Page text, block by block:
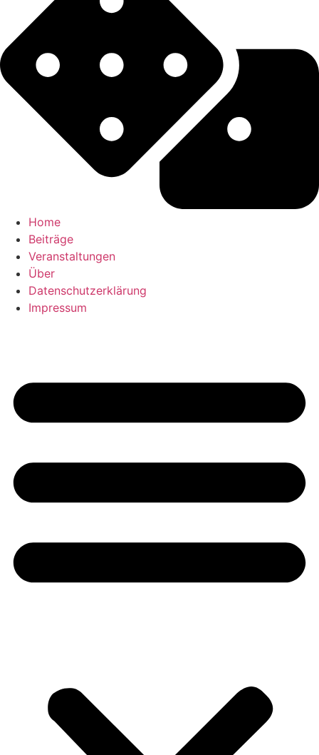
Home
Beiträge
Veranstaltungen
Über
Datenschutzerklärung
Impressum